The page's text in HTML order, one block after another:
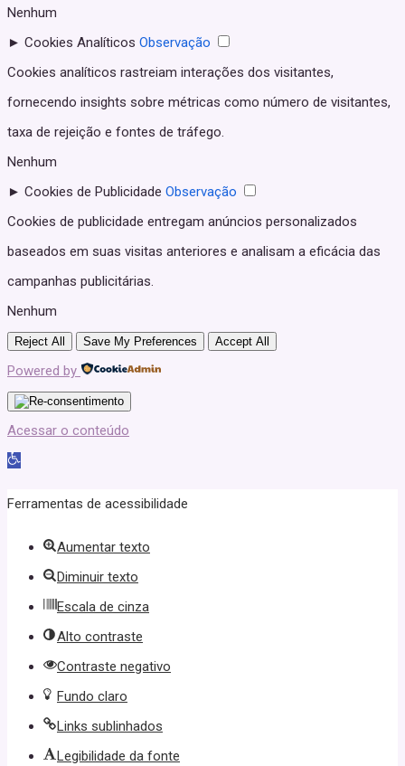
Nenhum
► Cookies Analíticos Observação
Cookies analíticos rastreiam interações dos visitantes,
fornecendo insights sobre métricas como número de visitantes,
taxa de rejeição e fontes de tráfego.
Nenhum
► Cookies de Publicidade Observação
Cookies de publicidade entregam anúncios personalizados
baseados em suas visitas anteriores e analisam a eficácia das
campanhas publicitárias.
Nenhum
Reject All Save My Preferences Accept All
Powered by
Acessar o conteúdo
Abrir
ferramentas
Ferramentas de acessibilidade
Aumentar texto
Diminuir texto
Escala de cinza
Alto contraste
Contraste negativo
Fundo claro
Links sublinhados
Legibilidade da fonte